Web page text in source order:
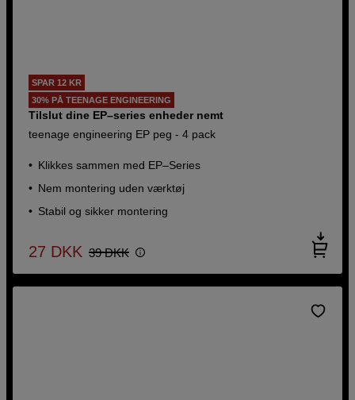
SPAR 12 KR
30% PÅ TEENAGE ENGINEERING
Tilslut dine EP–series enheder nemt
teenage engineering EP peg - 4 pack
Klikkes sammen med EP–Series
Nem montering uden værktøj
Stabil og sikker montering
27 DKK 39 DKK